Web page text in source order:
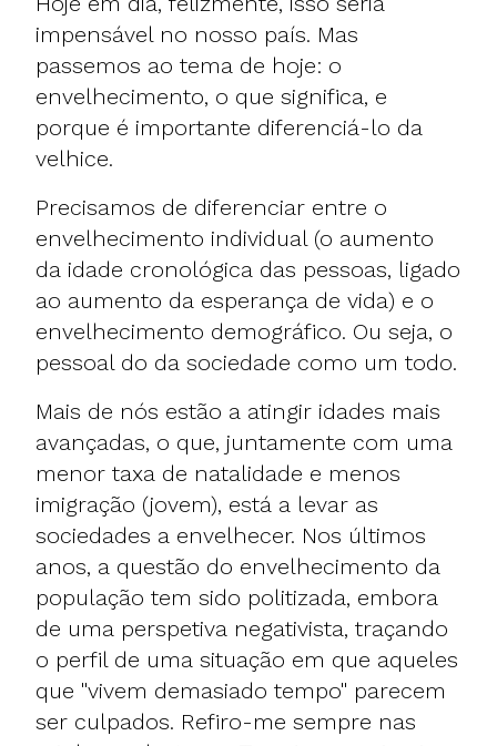
impensável no nosso país. Mas
passemos ao tema de hoje: o
envelhecimento, o que significa, e
porque é importante diferenciá-lo da
velhice.
Precisamos de diferenciar entre o
envelhecimento individual (o aumento
da idade cronológica das pessoas, ligado
ao aumento da esperança de vida) e o
envelhecimento demográfico. Ou seja, o
pessoal do da sociedade como um todo.
Mais de nós estão a atingir idades mais
avançadas, o que, juntamente com uma
menor taxa de natalidade e menos
imigração (jovem), está a levar as
sociedades a envelhecer. Nos últimos
anos, a questão do envelhecimento da
população tem sido politizada, embora
de uma perspetiva negativista, traçando
o perfil de uma situação em que aqueles
que "vivem demasiado tempo" parecem
ser culpados. Refiro-me sempre nas